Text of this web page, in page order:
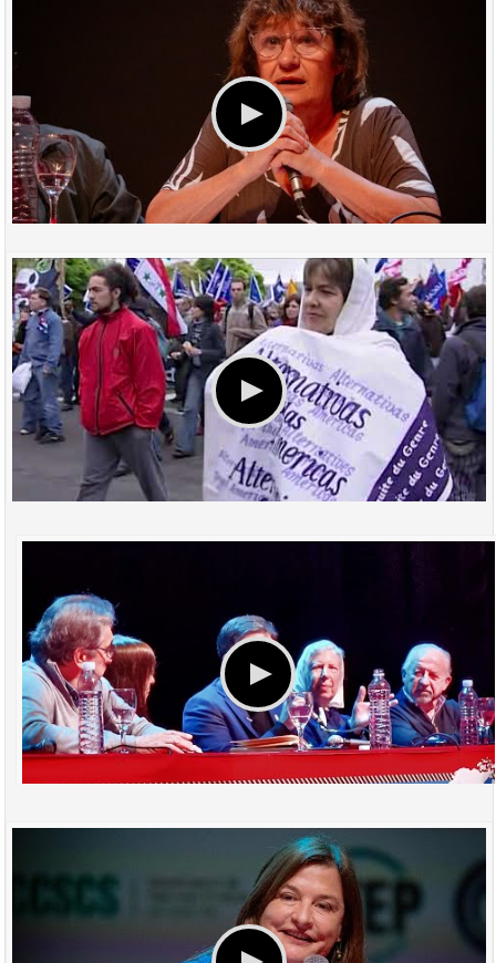
DISCURSO CARLOS BIANCO - A 20 AÑOS DEL NO AL ALCA
DISCURSO SONIA ALESSO - A 20 AÑOS DEL NO AL ALCA
DISCURSO CARLOS BIANCO - A 20 AÑOS DEL NO AL ALCA